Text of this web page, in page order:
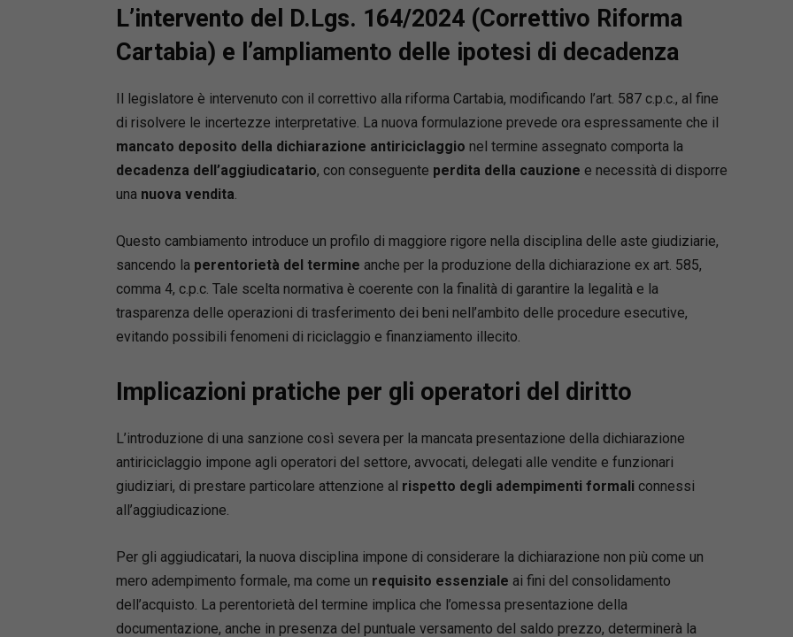
L’intervento del D.Lgs. 164/2024 (Correttivo Riforma
Cartabia) e l’ampliamento delle ipotesi di decadenza
Il legislatore è intervenuto con il correttivo alla riforma Cartabia, modificando l’art. 587 c.p.c., al fine
di risolvere le incertezze interpretative. La nuova formulazione prevede ora espressamente che il
mancato deposito della dichiarazione antiriciclaggio nel termine assegnato comporta la
decadenza dell’aggiudicatario, con conseguente perdita della cauzione e necessità di disporre
una nuova vendita
Questo cambiamento introduce un profilo di maggiore rigore nella disciplina delle aste giudiziarie,
sancendo la perentorietà del termine anche per la produzione della dichiarazione ex art. 585,
comma 4, c.p.c. Tale scelta normativa è coerente con la finalità di garantire la legalità e la
trasparenza delle operazioni di trasferimento dei beni nell’ambito delle procedure esecutive,
evitando possibili fenomeni di riciclaggio e finanziamento illecito.
Implicazioni pratiche per gli operatori del diritto
L’introduzione di una sanzione così severa per la mancata presentazione della dichiarazione
antiriciclaggio impone agli operatori del settore, avvocati, delegati alle vendite e funzionari
giudiziari, di prestare particolare attenzione al rispetto degli adempimenti formali connessi
all’aggiudicazione.
Per gli aggiudicatari, la nuova disciplina impone di considerare la dichiarazione non più come un
mero adempimento formale, ma come un requisito essenziale ai fini del consolidamento
dell’acquisto. La perentorietà del termine implica che l’omessa presentazione della
documentazione, anche in presenza del puntuale versamento del saldo prezzo, determinerà la